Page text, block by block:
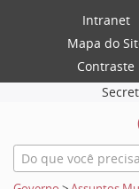
Intranet
Mapa do
Contraste